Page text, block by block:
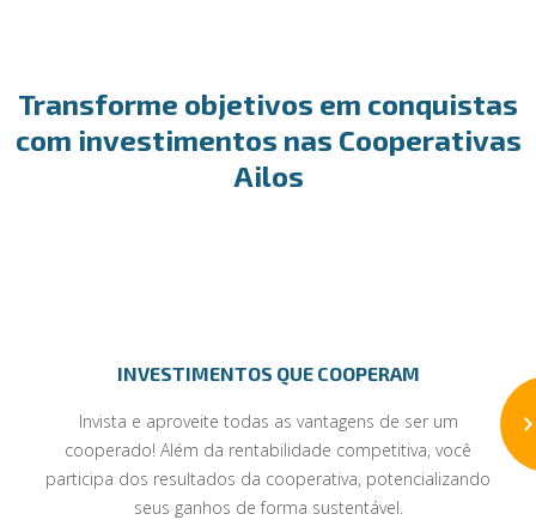
Transforme objetivos em conquistas
com investimentos nas Cooperativas
Ailos
INVESTIMENTOS QUE COOPERAM
Invista e aproveite todas as vantagens de ser um
cooperado! Além da rentabilidade competitiva, você
participa dos resultados da cooperativa, potencializando
seus ganhos de forma sustentável.